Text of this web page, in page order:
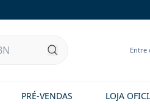
Entre
PRÉ-VENDAS LOJA